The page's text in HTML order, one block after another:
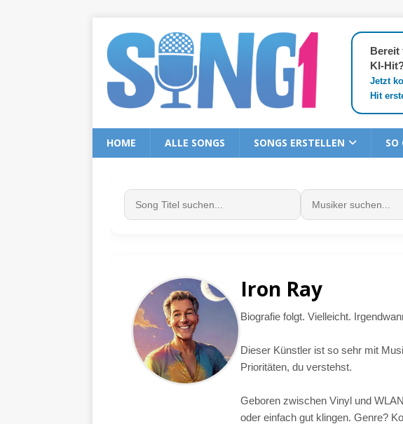
Bereit
KI-
Jetzt
Hit
HOME ALLE SONGS SONGS ERSTELLEN SO
Iron Ray
Biografie folgt. Vielleicht.
Dieser Künstler ist so sehr mit
Prioritäten, du verstehst.
Geboren zwischen Vinyl und
oder einfach gut klingen. Genre?